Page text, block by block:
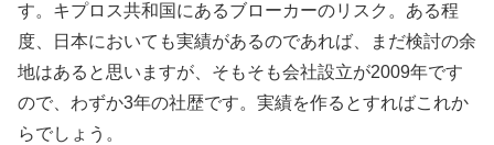
す。キプロス共和国にあるブローカーのリスク。ある程
度、日本においても実績があるのであれば、まだ検討の余
地はあると思いますが、そもそも会社設立が2009年です
ので、わずか3年の社歴です。実績を作るとすればこれか
らでしょう。